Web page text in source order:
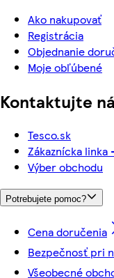
Ako nakupovať
Registrácia
Objednanie
Moje obľúbené
Kontaktujte
Tesco.sk
Zákaznícka
Výber obchodu
Potrebujete pomoc?
Cena doručenia
Bezpečnosť pri
Všeobecné